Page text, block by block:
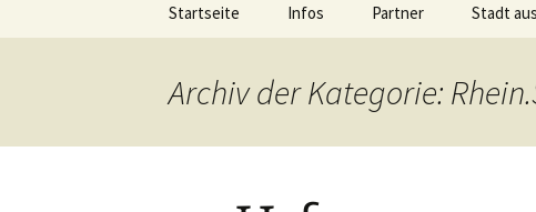
Startseite Infos Partner Stadt
Archiv der Kategorie: